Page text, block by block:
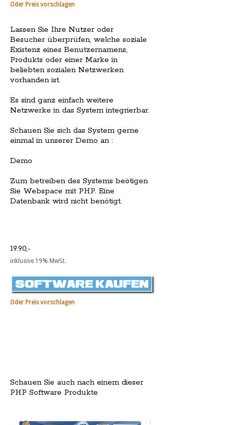
Oder Preis vorschlagen
Lassen Sie Ihre Nutzer oder
Besucher überprüfen, welche soziale
Existenz eines Benutzernamens,
Produkts oder einer Marke in
beliebten sozialen Netzwerken
vorhanden ist.
Es sind ganz einfach weitere
Netzwerke in das System integrierbar.
Schauen Sie sich das System gerne
einmal in unserer Demo an :
Demo
Zum betreiben des Systems beötigen
Sie Webspace mit PHP. Eine
Datenbank wird nicht benötigt.
19.90,-
inklusive 19% MwSt.
Oder Preis vorschlagen
Schauen Sie auch nach einem dieser
PHP Software Produkte